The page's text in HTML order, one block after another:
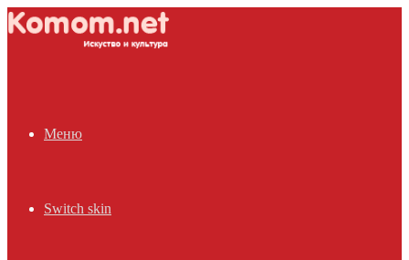
Меню
Switch skin